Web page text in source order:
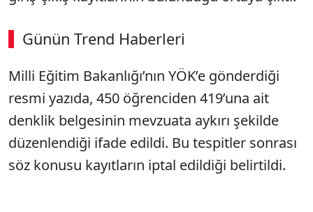
Günün Trend Haberleri
Milli Eğitim Bakanlığı’nın YÖK’e gönderdiği
resmi yazıda, 450 öğrenciden 419’una ait
denklik belgesinin mevzuata aykırı şekilde
düzenlendiği ifade edildi. Bu tespitler sonrası
söz konusu kayıtların iptal edildiği belirtildi.